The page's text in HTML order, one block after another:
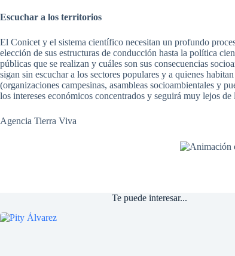
Escuchar a los territorios
El Conicet y el sistema científico necesitan un profundo
elección de sus estructuras de conducción hasta la política
públicas que se realizan y cuáles son sus consecuencias
sigan sin escuchar a los sectores populares y a quienes
(organizaciones campesinas, asambleas socioambientales y
los intereses económicos concentrados y seguirá muy lejos
Agencia Tierra Viva
Te puede interesar...